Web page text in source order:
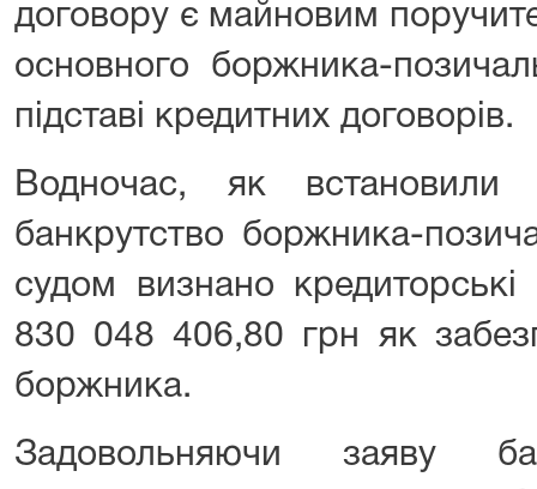
договору є майновим
основного боржника-
підставі кредитних договорів.
Водночас, як
банкрутство боржника-
судом визнано
830 048 406,80 грн як
боржника.
Задовольняючи заяву